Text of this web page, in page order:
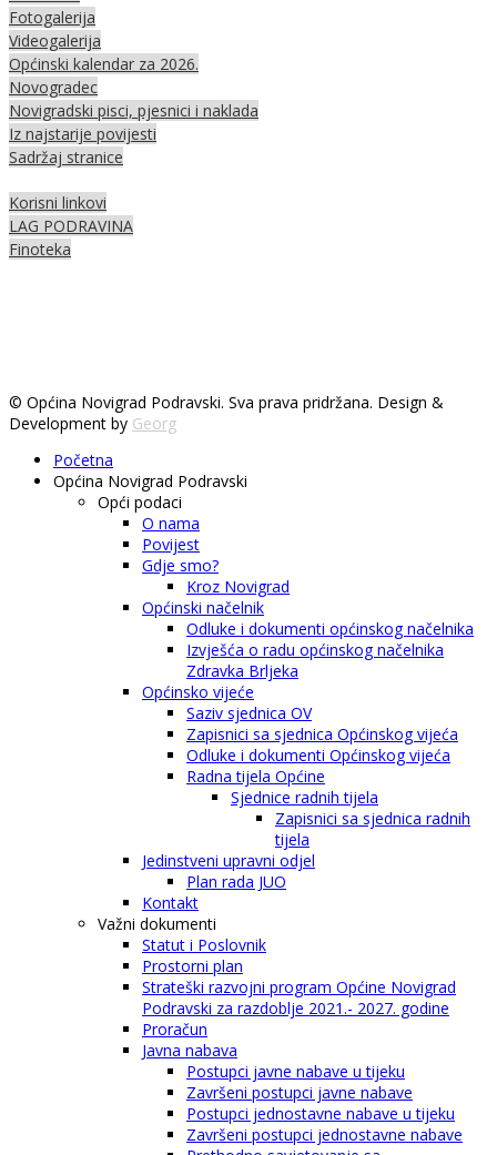
Fotogalerija
Videogalerija
Općinski kalendar za 2026.
Novogradec
Novigradski pisci, pjesnici i naklada
Iz najstarije povijesti
Sadržaj stranice
Korisni linkovi
LAG PODRAVINA
Finoteka
© Općina Novigrad Podravski. Sva prava pridržana. Design &
Development by Georg
Početna
Općina Novigrad Podravski
Opći podaci
O nama
Povijest
Gdje smo?
Kroz Novigrad
Općinski načelnik
Odluke i dokumenti općinskog načelnika
Izvješća o radu općinskog načelnika
Zdravka Brljeka
Općinsko vijeće
Saziv sjednica OV
Zapisnici sa sjednica Općinskog vijeća
Odluke i dokumenti Općinskog vijeća
Radna tijela Općine
Sjednice radnih tijela
Zapisnici sa sjednica radnih
tijela
Jedinstveni upravni odjel
Plan rada JUO
Kontakt
Važni dokumenti
Statut i Poslovnik
Prostorni plan
Strateški razvojni program Općine Novigrad
Podravski za razdoblje 2021.- 2027. godine
Proračun
Javna nabava
Postupci javne nabave u tijeku
Završeni postupci javne nabave
Postupci jednostavne nabave u tijeku
Završeni postupci jednostavne nabave